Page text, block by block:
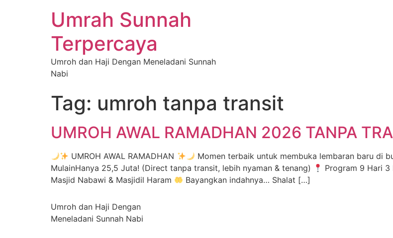
Umrah Sunnah
Terpercaya
Umroh dan Haji Dengan Meneladani Sunnah
Nabi
Tag: umroh tanpa transit
UMROH AWAL RAMADHAN 2026 TANPA
UMROH AWAL RAMADHAN
Momen terbaik untuk membuka lembaran baru di
MulainHanya 25,5 Juta! (Direct tanpa transit, lebih nyaman & tenang)
Program 9 Hari
Masjid Nabawi & Masjidil Haram
Bayangkan indahnya… Shalat […]
Umroh dan Haji Dengan
Meneladani Sunnah Nabi